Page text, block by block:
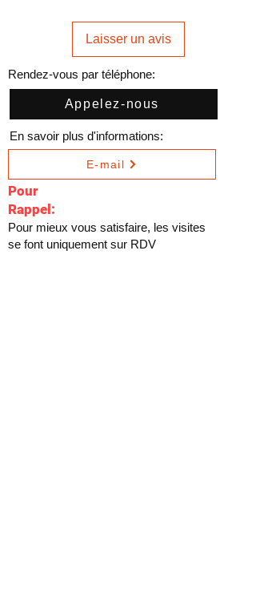
Laisser un avis
Rendez-vous par téléphone:
Appelez-nous
En savoir plus d'informations:
E-mail
Pour
Rappel:
Pour mieux vous satisfaire, les visites
se font uniquement sur RDV